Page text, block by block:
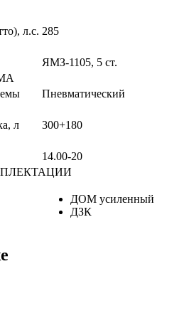
л.с. 285
ЯМЗ-1105, 5 ст.
Пневматический
л
300+180
14.00-20
ДОМ усиленный
ДЗК